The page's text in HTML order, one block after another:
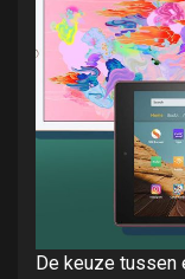
De keuze tussen